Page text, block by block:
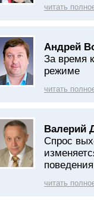
читать
Андрей
За время
режиме
читать
Валерий
Спрос
поведения
читать